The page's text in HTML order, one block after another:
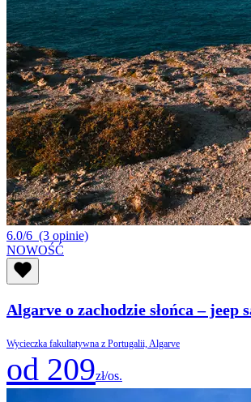
6.0/6 (3 opinie)
NOWOŚĆ
Algarve o zachodzie słońca – jeep
Wycieczka fakultatywna z Portugalii, Algarve
od 209zł/os.